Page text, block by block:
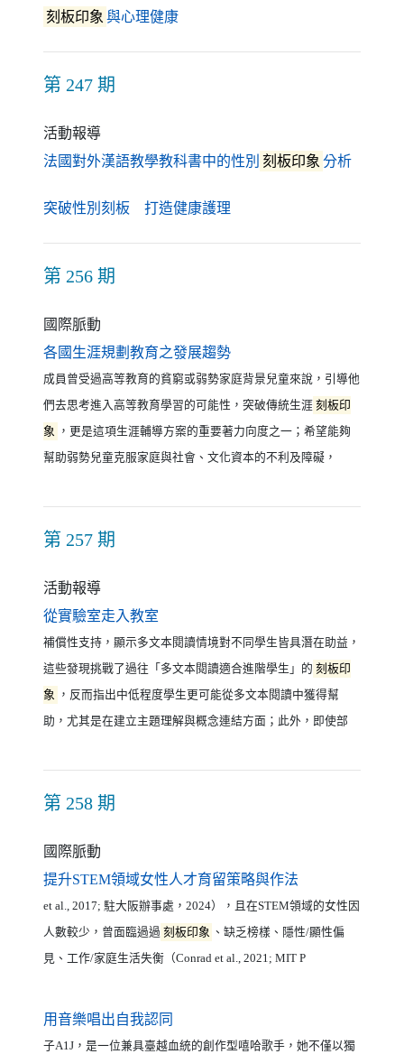
刻板印象 與心理健康（另開新視窗）
第 247 期
活動報導
法國對外漢語教學教科書中的性別 刻板印象 分析（另開
突破性別刻板 打造健康護理
第 256 期
國際脈動
各國生涯規劃教育之發展趨勢（另開新視窗）
成員曾受過高等教育的貧窮或弱勢家庭背景兒童來說，引導他
們去思考進入高等教育學習的可能性，突破傳統生涯 刻板印
象 ，更是這項生涯輔導方案的重要著力向度之一；希望能夠
幫助弱勢兒童克服家庭與社會、文化資本的不利及障礙，
第 257 期
活動報導
從實驗室走入教室
補償性支持，顯示多文本閱讀情境對不同學生皆具潛在助益，
這些發現挑戰了過往「多文本閱讀適合進階學生」的 刻板印
象 ，反而指出中低程度學生更可能從多文本閱讀中獲得幫
助，尤其是在建立主題理解與概念連結方面；此外，即使部
第 258 期
國際脈動
提升STEM領域女性人才育留策略與作法
et al., 2017; 駐大阪辦事處，2024），且在STEM領域的女性因
人數較少，曾面臨過過 刻板印象 、缺乏榜樣、隱性/顯性偏
見、工作/家庭生活失衡（Conrad et al., 2021; MIT P
用音樂唱出自我認同
子A1J，是一位兼具臺越血統的創作型嘻哈歌手，她不僅以獨